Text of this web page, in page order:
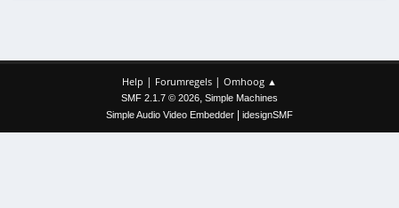
Help | Forumregels | Omhoog ▲
SMF 2.1.7 © 2026, Simple Machines
Simple Audio Video Embedder
idesignSMF